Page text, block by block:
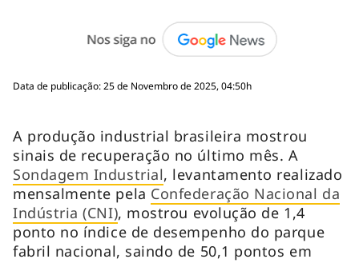
Data de publicação: 25 de Novembro de 2025, 04:50h
A produção industrial brasileira mostrou
sinais de recuperação no último mês. A
Sondagem Industrial, levantamento realizado
mensalmente pela Confederação Nacional da
Indústria (CNI), mostrou evolução de 1,4
ponto no índice de desempenho do parque
fabril nacional, saindo de 50,1 pontos em